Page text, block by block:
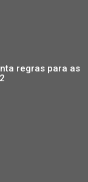
regras para as